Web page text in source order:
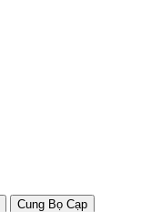
Cung Bọ Cạp